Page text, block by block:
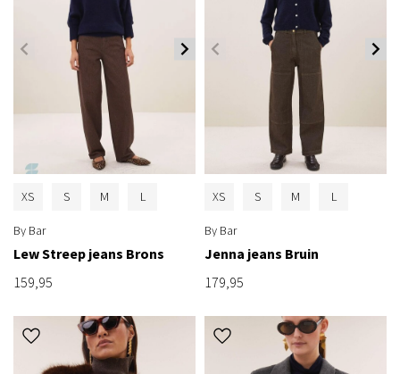
XS S M L
By Bar
Lew Streep jeans Brons
159,95
XS S M L
By Bar
Jenna jeans Bruin
179,95